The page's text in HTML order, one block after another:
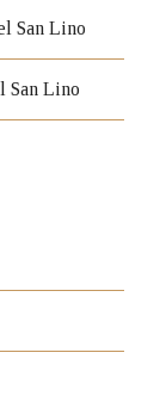
San Lino
San Lino